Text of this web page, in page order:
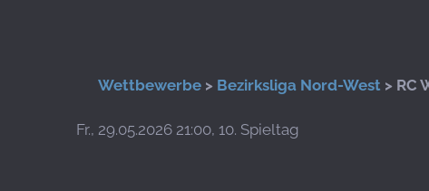
Wettbewerbe > Bezirksliga Nord-West > RC
Fr., 29.05.2026 21:00, 10. Spieltag